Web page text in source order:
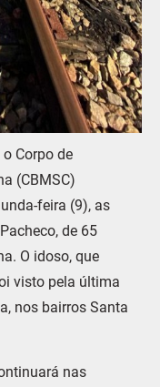
Corpo de
(CBMSC)
feira (9), as
de 65
O idoso, que
visto pela última
nos bairros Santa
nas